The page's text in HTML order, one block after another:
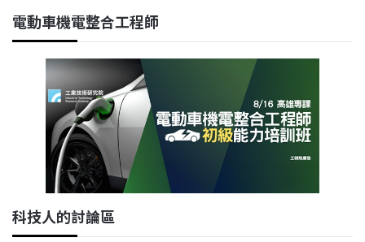
電動車機電整合工程師
科技人的討論區